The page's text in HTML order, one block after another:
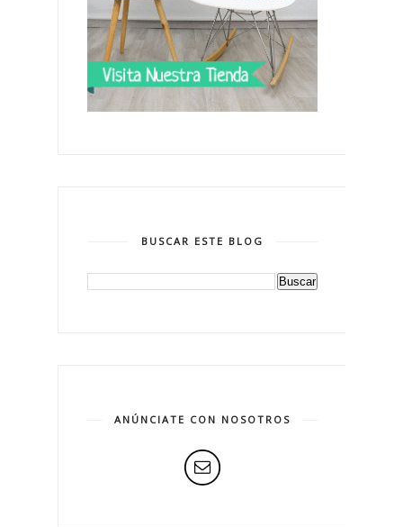
BUSCAR ESTE BLOG
ANÚNCIATE CON NOSOTROS